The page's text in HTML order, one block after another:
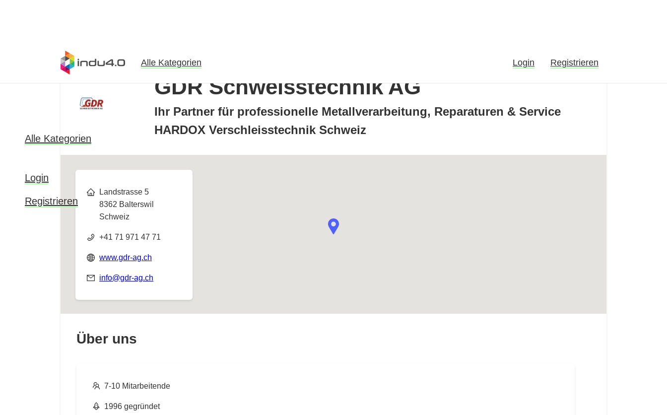
Alle Kategorien Login Registrieren
Alle Kategorien
Login
Registrieren
GDR Schweisstechnik AG
Ihr Partner für professionelle Metallverarbeitung, Reparaturen & Service
HARDOX Verschleisstechnik Schweiz
Landstrasse 5
8362 Balterswil
Schweiz
+41 71 971 47 71
www.gdr-ag.ch
info@gdr-ag.ch
Über uns
7-10 Mitarbeitende
1996 gegründet